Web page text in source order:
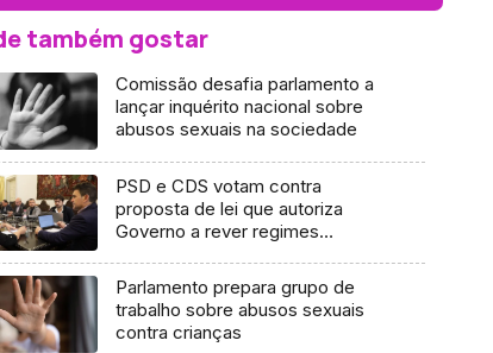
também gostar
Comissão desafia parlamento a
lançar inquérito nacional sobre
abusos sexuais na sociedade
PSD e CDS votam contra
proposta de lei que autoriza
Governo a rever regimes
Parlamento prepara grupo de
trabalho sobre abusos sexuais
contra crianças